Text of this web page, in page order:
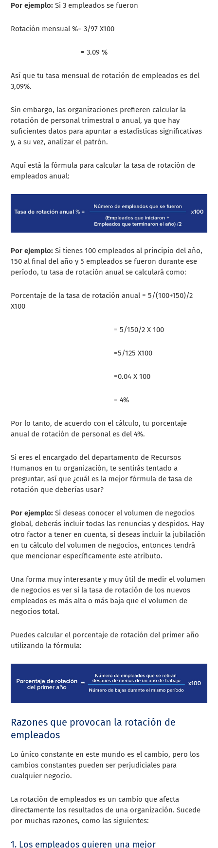
Por ejemplo: Si 3 empleados se fueron
Rotación mensual %= 3/97 X100
= 3.09 %
Así que tu tasa mensual de rotación de empleados es del
3,09%.
Sin embargo, las organizaciones prefieren calcular la
rotación de personal trimestral o anual, ya que hay
suficientes datos para apuntar a estadísticas significativas
y, a su vez, analizar el patrón.
Aquí está la fórmula para calcular la tasa de rotación de
empleados anual:
Por ejemplo: Si tienes 100 empleados al principio del año,
150 al final del año y 5 empleados se fueron durante ese
período, tu tasa de rotación anual se calculará como:
Porcentaje de la tasa de rotación anual = 5/(100+150)/2
X100
= 5/150/2 X 100
=5/125 X100
=0.04 X 100
= 4%
Por lo tanto, de acuerdo con el cálculo, tu porcentaje
anual de rotación de personal es del 4%.
Si eres el encargado del departamento de Recursos
Humanos en tu organización, te sentirás tentado a
preguntar, así que ¿cuál es la mejor fórmula de tasa de
rotación que deberías usar?
Por ejemplo: Si deseas conocer el volumen de negocios
global, deberás incluir todas las renuncias y despidos. Hay
otro factor a tener en cuenta, si deseas incluir la jubilación
en tu cálculo del volumen de negocios, entonces tendrá
que mencionar específicamente este atributo.
Una forma muy interesante y muy útil de medir el volumen
de negocios es ver si la tasa de rotación de los nuevos
empleados es más alta o más baja que el volumen de
negocios total.
Puedes calcular el porcentaje de rotación del primer año
utilizando la fórmula:
Razones que provocan la rotación de
empleados
Lo único constante en este mundo es el cambio, pero los
cambios constantes pueden ser perjudiciales para
cualquier negocio.
La rotación de empleados es un cambio que afecta
directamente los resultados de una organización. Sucede
por muchas razones, como las siguientes:
1. Los empleados quieren una mejor